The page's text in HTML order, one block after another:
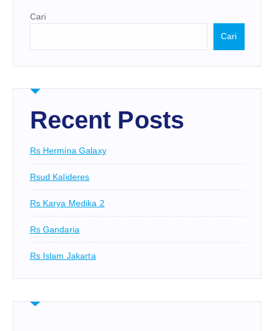
Cari
Cari
Recent Posts
Rs Hermina Galaxy
Rsud Kalideres
Rs Karya Medika 2
Rs Gandaria
Rs Islam Jakarta